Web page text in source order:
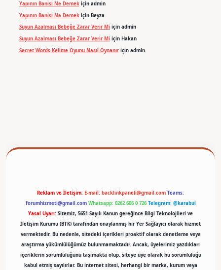
Yapının Banisi Ne Demekiçin admin
Yapının Banisi Ne Demekiçin Beyza
Suyun Azalması Bebeğe Zarar Verir Miiçin admin
Suyun Azalması Bebeğe Zarar Verir Miiçin Hakan
Secret Words Kelime Oyunu Nasıl Oynanıriçin admin
Reklam ve İletişim: E-mail: backlinkpaneli@gmail.com Teams:
forumhizmeti@gmail.com Whatsapp: 0262 606 0 726 Telegram: @karabul
Yasal Uyarı: Sitemiz, 5651 Sayılı Kanun gereğince Bilgi Teknolojileri ve
İletişim Kurumu (BTK) tarafından onaylanmış bir Yer Sağlayıcı olarak hizmet
vermektedir. Bu nedenle, sitedeki içerikleri proaktif olarak denetleme veya
araştırma yükümlülüğümüz bulunmamaktadır. Ancak, üyelerimiz yazdıkları
içeriklerin sorumluluğunu taşımakta olup, siteye üye olarak bu sorumluluğu
kabul etmiş sayılırlar. Bu internet sitesi, herhangi bir marka, kurum veya